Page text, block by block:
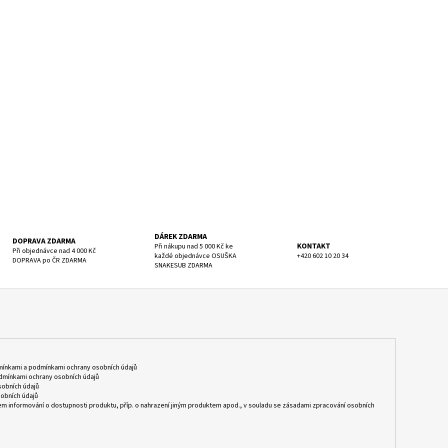
DOPRAVA ZDARMA
Při objednávce nad 4 000 Kč
DOPRAVA po ČR ZDARMA
DÁREK ZDARMA
Při nákupu nad 5 000 Kč ke
každé objednávce OSUŠKA
SNAKESUB ZDARMA
KONTAKT
+420 602 10 20 34
a podmínkami ochrany osobních údajů
ochrany osobních údajů
údajů
údajů
informování o dostupnosti produktu, příp. o nahrazení jiným produktem apod., v souladu se zásadami zpracování osobních